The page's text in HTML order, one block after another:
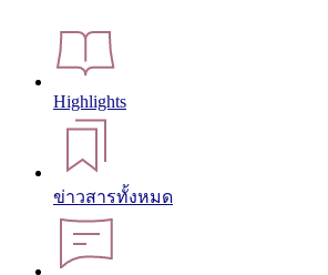
Highlights
ข่าวสารทั้งหมด